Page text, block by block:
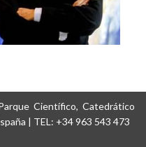
Científico, Catedrático
| TEL: +34 963 543 473